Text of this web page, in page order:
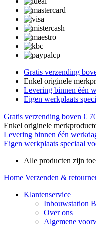
Gratis verzending
Enkel originele
Levering binnen één
Eigen werkplaats
Gratis verzending boven €
Enkel originele
Levering binnen één
Eigen werkplaats speciaal
Alle producten zijn
Home Verzenden &
Klantenservice
Inbouwstation
Over ons
Algemene